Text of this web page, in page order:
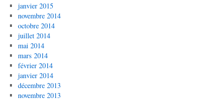
janvier 2015
novembre 2014
octobre 2014
juillet 2014
mai 2014
mars 2014
février 2014
janvier 2014
décembre 2013
novembre 2013